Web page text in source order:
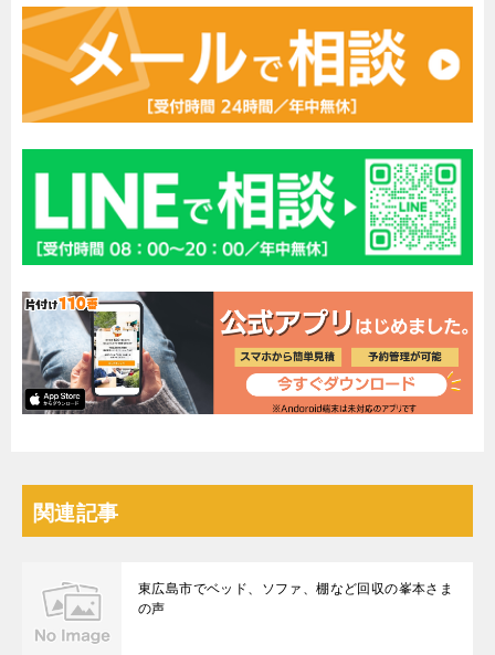
関連記事
東広島市でベッド、ソファ、棚など回収の峯本さま
の声